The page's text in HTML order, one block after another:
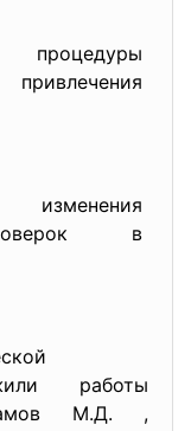
привлечения
в
работы
М.Д. ,